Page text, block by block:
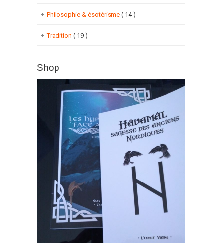
Philosophie & ésotérisme ( 14 )
Tradition ( 19 )
Shop